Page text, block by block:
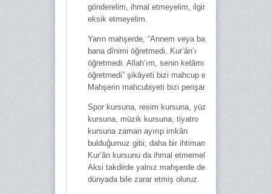
gönderelim, ihmal etmeyelim, ilgimizi
eksik etmeyelim.
Yarın mahşerde, “Annem veya babam
bana dînimi öğretmedi, Kur’ân’ı
öğretmedi. Allah’ım, senin kelâmını
öğretmedi” şikâyeti bizi mahcup eder.
Mahşerin mahcubiyeti bizi perişan eder.
Spor kursuna, resim kursuna, yüzme
kursuna, müzik kursuna, tiyatro
kursuna zaman ayırıp imkân
bulduğumuz gibi; daha bir ihtimamla
Kur’ân kursunu da ihmal etmemeliyiz.
Aksi takdirde yalnız mahşerde değil;
dünyada bile zarar etmiş oluruz.